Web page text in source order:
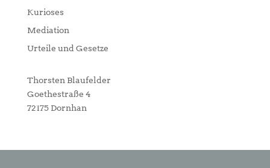
Kurioses
Mediation
Urteile und Gesetze
Thorsten Blaufelder
Goethestraße 4
72175 Dornhan